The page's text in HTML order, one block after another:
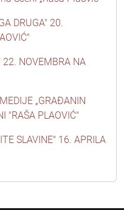
DRUGA" 20.
22. NOVEMBRA NA
„GRAĐANIN
"RAŠA PLAOVIĆ"
SLAVINE" 16. APRILA